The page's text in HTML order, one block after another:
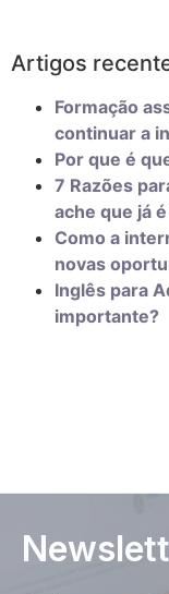
Artigos
Formação
continuar a
Por que é
7 Razões
ache que já
Como a
novas
Inglês para
importante?